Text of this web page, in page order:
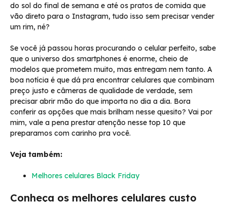
do sol do final de semana e até os pratos de comida que
vão direto para o Instagram, tudo isso sem precisar vender
um rim, né?
Se você já passou horas procurando o celular perfeito, sabe
que o universo dos smartphones é enorme, cheio de
modelos que prometem muito, mas entregam nem tanto. A
boa notícia é que dá pra encontrar celulares que combinam
preço justo e câmeras de qualidade de verdade, sem
precisar abrir mão do que importa no dia a dia. Bora
conferir as opções que mais brilham nesse quesito? Vai por
mim, vale a pena prestar atenção nesse top 10 que
preparamos com carinho pra você.
Veja também:
Melhores celulares Black Friday
Conheça os melhores celulares custo